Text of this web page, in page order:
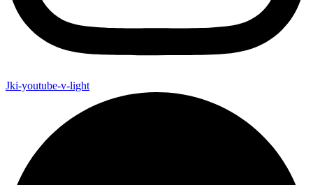
Jki-youtube-v-light